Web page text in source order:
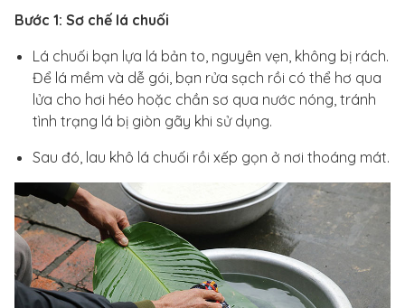
Bước 1: Sơ chế lá chuối
Lá chuối bạn lựa lá bản to, nguyên vẹn, không bị rách.
Để lá mềm và dễ gói, bạn rửa sạch rồi có thể hơ qua
lửa cho hơi héo hoặc chần sơ qua nước nóng, tránh
tình trạng lá bị giòn gãy khi sử dụng.
Sau đó, lau khô lá chuối rồi xếp gọn ở nơi thoáng mát.